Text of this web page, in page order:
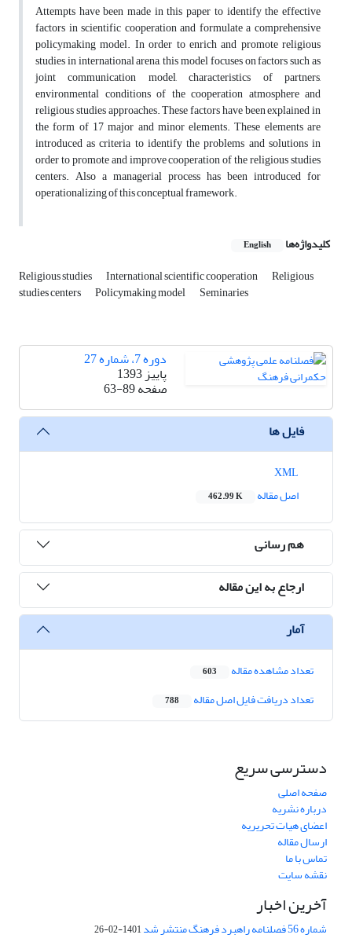
Attempts have been made in this paper to identify the effective
factors in scientific cooperation and formulate a comprehensive
policymaking model. In order to enrich and promote religious
studies in international arena, this model focuses on factors such as
joint communication model, characteristics of partners,
environmental conditions of the cooperation atmosphere and
religious studies approaches. These factors have been explained in
the form of 17 major and minor elements. These elements are
introduced as criteria to identify the problems and solutions in
order to promote and improve cooperation of the religious studies
centers. Also a managerial process has been introduced for
operationalizing of this conceptual framework.
کلیدواژه‌ها English
Religious studies International scientific cooperation Religious
studies centers Policymaking model Seminaries
دوره 7، شماره 27
پاییز 1393
صفحه63-89
فایل ها
اصل مقاله
462.99 K
هم رسانی
ارجاع به این مقاله
آمار
تعداد مشاهده مقاله 603
تعداد دریافت فایل اصل مقاله 788
دسترسی سریع
صفحه اصلی
درباره نشریه
اعضای هیات تحریریه
ارسال مقاله
تماس با ما
نقشه سایت
آخرین اخبار
شماره 56 فصلنامه راهبرد فرهنگ منتشر شد 1401-02-26